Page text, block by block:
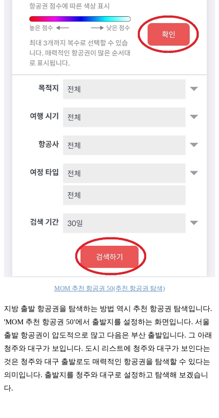
MOM 추천 항공권 50(추천 항공권 탐색)
지방 출발 항공권을 탐색하는 방법 역시 추천 항공권 탐색입니다.
'MOM 추천 항공권 50'에서 출발지를 설정하는 화면입니다. 서울
출발 항공권이 압도적으로 많고 다음은 부산 출발입니다. 그 아래
청주와 대구가 보입니다. 도시 리스트에 청주와 대구가 보인다는
것은 청주와 대구 출발로도 매력적인 항공권을 탐색할 수 있다는
의미입니다. 출발지를 청주와 대구로 설정하고 탐색해 보겠습니
다.